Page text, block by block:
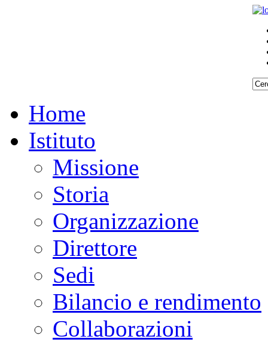
Home
Istituto
Missione
Storia
Organizzazione
Direttore
Sedi
Bilancio e rendimento
Collaborazioni